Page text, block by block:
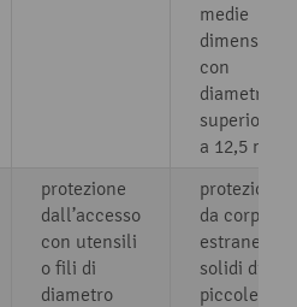
medie
dimensioni
con
diametro
superiore
a 12,5 mm
protezione
dall’accesso
con utensili
o fili di
diametro
protezione
da corpi
estranei
solidi di
piccole